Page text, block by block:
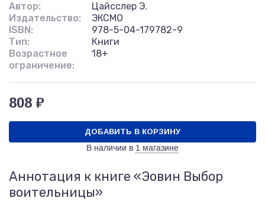
Автор:
Цайсслер Э.
Издательство:
ЭКСМО
ISBN:
978-5-04-179782-9
Тип:
Книги
Возрастное
ограничение:
18+
808 ₽
ДОБАВИТЬ В КОРЗИНУ
В наличии в 1 магазине
Аннотация к книге «Эовин Выбор
воительницы»